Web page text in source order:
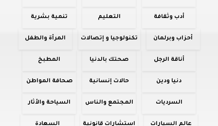
أدب وثقافة التعليم تنمية بشرية
أحزاب وبرلمان تكنولوجيا و إتصالات المرأة والطفل
أناقة الرجل صحتك بالدنيا المطبخ
دنيا ودين حالات إنسانية صحافة المواطن
السرديات المجتمع والناس السياحة والأثار
عالم السيارات استشارات قانونية السعادة